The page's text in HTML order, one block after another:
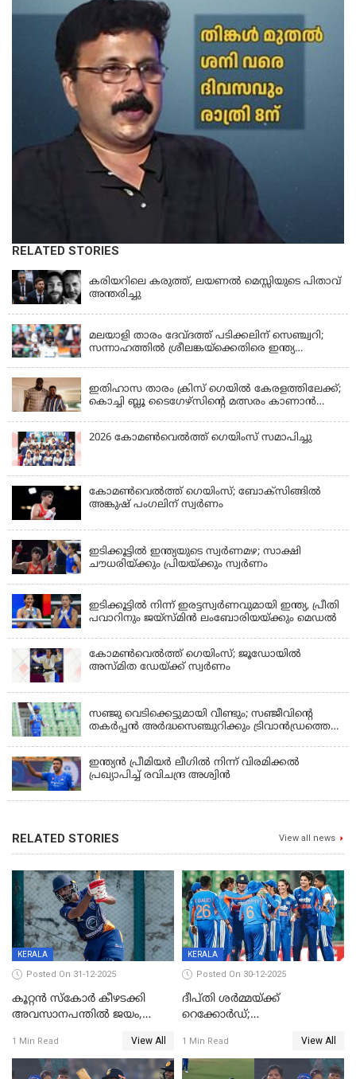
RELATED STORIESLATEST NEWS
കരിയറിലെ കരുത്ത്, ലയണൽ മെസ്സിയുടെ പിതാവ്
അന്തരിച്ചു
മലയാളി താരം ദേവ്ദത്ത് പടിക്കലിന് സെഞ്ച്വറി;
സന്നാഹത്തില്‍ ശ്രീലങ്കയ്‌ക്കെതിരെ ഇന്ത്യ
ഇതിഹാസ താരം ക്രിസ് ഗെയിൽ കേരളത്തിലേക്ക്;
കൊച്ചി ബ്ലൂ ടൈഗേഴ്സിന്റെ മത്സരം കാണാൻ
2026 കോമണ്‍വെല്‍ത്ത് ഗെയിംസ് സമാപിച്ചു
കോമണ്‍വെല്‍ത്ത് ഗെയിംസ്; ബോക്‌സിങ്ങില്‍
അങ്കുഷ് പംഗലിന് സ്വര്‍ണം
ഇടിക്കൂട്ടിൽ ഇന്ത്യയുടെ സ്വർണമഴ; സാക്ഷി
ചൗധരിയ്ക്കും പ്രിയയ്ക്കും സ്വർണം
ഇടിക്കൂട്ടിൽ നിന്ന് ഇരട്ടസ്വർണവുമായി ഇന്ത്യ, പ്രീതി
പവാറിനും ജയ്സ്മിന്‍ ലംബോരിയയ്ക്കും മെഡൽ
കോമണ്‍വെല്‍ത്ത് ഗെയിംസ്; ജൂഡോയിൽ
അസ്മിത ഡേയ്ക്ക് സ്വർണം
സഞ്ജു വെടിക്കെട്ടുമായി വീണ്ടും; സഞ്ജീവിന്‍റെ
തകർപ്പൻ അർദ്ധസെഞ്ചുറിക്കും ട്രിവാൻഡ്രത്തെ
ഇന്ത്യന്‍ പ്രീമിയര്‍ ലീഗില്‍ നിന്ന് വിരമിക്കല്‍
പ്രഖ്യാപിച്ച് രവിചന്ദ്ര അശ്വിന്‍
RELATED STORIES View all news
KERALA
Posted On 31-12-2025
കൂറ്റൻ സ്കോർ കീഴടക്കി
അവസാനപന്തിൽ ജയം,
1 Min Read View All
KERALA
Posted On 30-12-2025
ദീപ്തി ശർമ്മയ്ക്ക്
റെക്കോർഡ്;
ടി20 പരമ്പര തൂത്തുവാരി
ഇന്ത്യ
1 Min Read View All